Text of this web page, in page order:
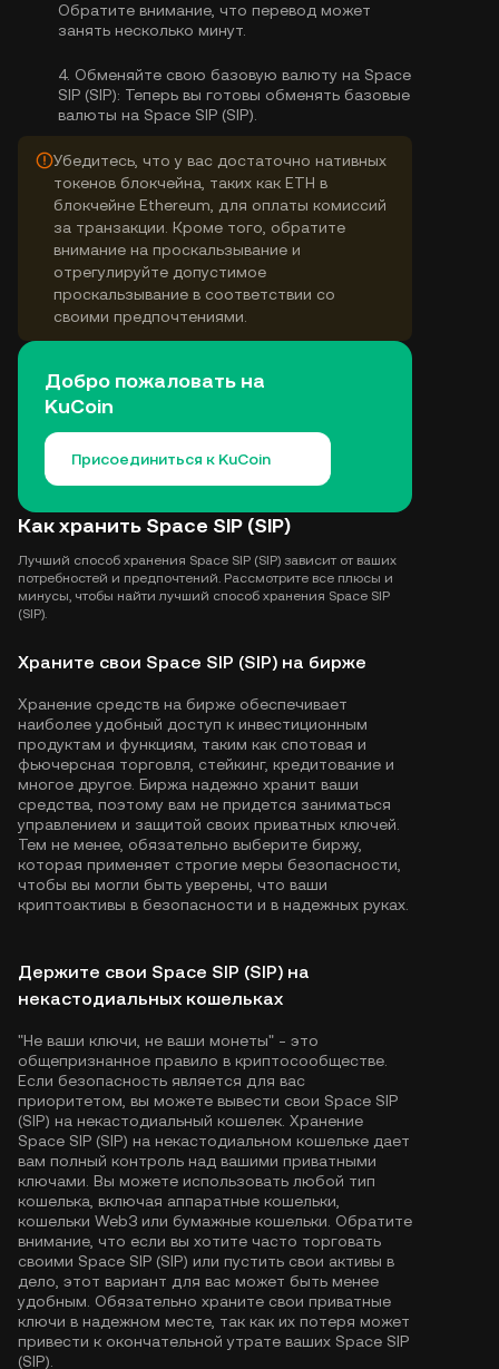
Обратите внимание, что перевод может
занять несколько минут.
4. Обменяйте свою базовую валюту на Space
SIP (SIP): Теперь вы готовы обменять базовые
валюты на Space SIP (SIP).
Убедитесь, что у вас достаточно нативных
токенов блокчейна, таких как ETH в
блокчейне Ethereum, для оплаты комиссий
за транзакции. Кроме того, обратите
внимание на проскальзывание и
отрегулируйте допустимое
проскальзывание в соответствии со
своими предпочтениями.
Добро пожаловать на
KuCoin
Присоединиться к KuCoin
Как хранить Space SIP (SIP)
Лучший способ хранения Space SIP (SIP) зависит от ваших
потребностей и предпочтений. Рассмотрите все плюсы и
минусы, чтобы найти лучший способ хранения Space SIP
(SIP).
Храните свои Space SIP (SIP) на бирже
Хранение средств на бирже обеспечивает
наиболее удобный доступ к инвестиционным
продуктам и функциям, таким как спотовая и
фьючерсная торговля, стейкинг, кредитование и
многое другое. Биржа надежно хранит ваши
средства, поэтому вам не придется заниматься
управлением и защитой своих приватных ключей.
Тем не менее, обязательно выберите биржу,
которая применяет строгие меры безопасности,
чтобы вы могли быть уверены, что ваши
криптоактивы в безопасности и в надежных руках.
Держите свои Space SIP (SIP) на
некастодиальных кошельках
"Не ваши ключи, не ваши монеты" - это
общепризнанное правило в криптосообществе.
Если безопасность является для вас
приоритетом, вы можете вывести свои Space SIP
(SIP) на некастодиальный кошелек. Хранение
Space SIP (SIP) на некастодиальном кошельке дает
вам полный контроль над вашими приватными
ключами. Вы можете использовать любой тип
кошелька, включая аппаратные кошельки,
кошельки Web3 или бумажные кошельки. Обратите
внимание, что если вы хотите часто торговать
своими Space SIP (SIP) или пустить свои активы в
дело, этот вариант для вас может быть менее
удобным. Обязательно храните свои приватные
ключи в надежном месте, так как их потеря может
привести к окончательной утрате ваших Space SIP
(SIP).